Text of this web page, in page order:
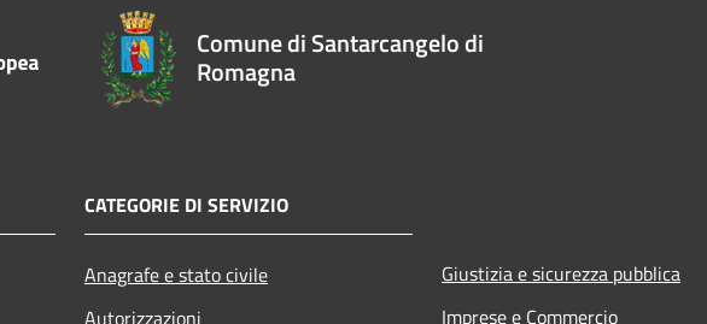
Comune di Santarcangelo di
Romagna
CATEGORIE DI SERVIZIO
Anagrafe e stato civile
Autorizzazioni
Giustizia e sicurezza pubblica
Imprese e Commercio